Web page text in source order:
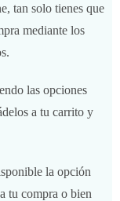
tan solo tienes que
mediante los
las opciones
a tu carrito y
la opción
tu compra o bien